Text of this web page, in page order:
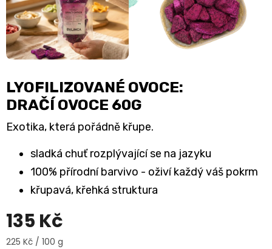
LYOFILIZOVANÉ OVOCE:
DRAČÍ OVOCE 60G
Exotika, která pořádně křupe.
sladká chuť rozplývající se na jazyku
100% přírodní barvivo - oživí každý váš pokrm
křupavá, křehká struktura
135 Kč
Měrná
225 Kč / 100 g